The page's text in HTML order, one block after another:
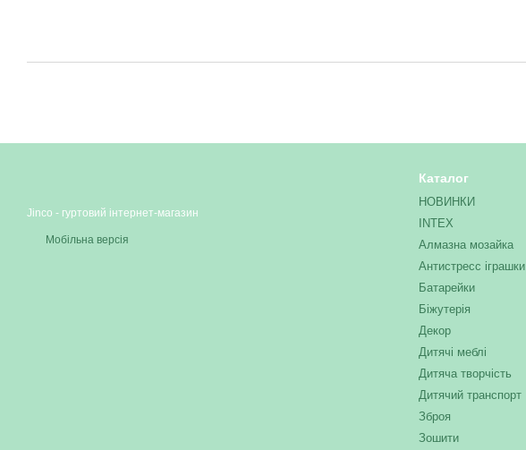
Jinco - гуртовий інтернет-магазин
Мобільна версія
Каталог
НОВИНКИ
INTEX
Алмазна мозайка
Антистресс іграшки
Батарейки
Біжутерія
Декор
Дитячі меблі
Дитяча творчість
Дитячий транспорт
Зброя
Зошити